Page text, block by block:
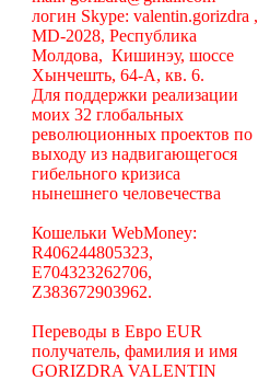
логин Skype: valentin.gorizdra ,
MD-2028, Республика
Молдова, Кишинэу, шоссе
Хынчешть, 64-А, кв. 6.
Для поддержки реализации
моих 32 глобальных
революционных проектов по
выходу из надвигающегося
гибельного кризиса
нынешнего человечества
Кошельки WebMoney:
R406244805323,
E704323262706,
Z383672903962.
Переводы в Евро EUR
получатель, фамилия и имя
GORIZDRA VALENTIN